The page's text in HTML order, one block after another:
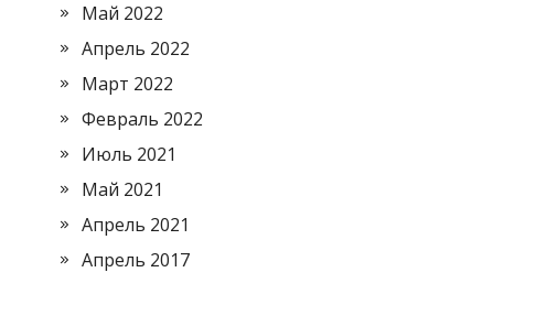
Май 2022
Апрель 2022
Март 2022
Февраль 2022
Июль 2021
Май 2021
Апрель 2021
Апрель 2017